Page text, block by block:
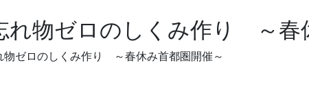
物ゼロのしくみ作り ～春
ゼロのしくみ作り ～春休み首都圏開催～